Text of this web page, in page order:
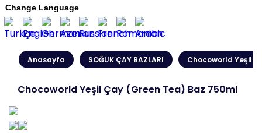
Change Language
Anasayfa SOĞUK ÇAY BAZLARI Chocoworld Yeşil
Chocoworld Yeşil Çay (Green Tea) Baz 750ml